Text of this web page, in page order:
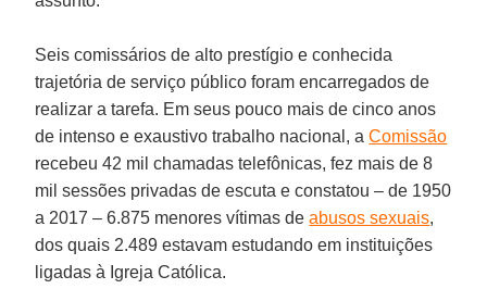
Seis comissários de alto prestígio e conhecida
trajetória de serviço público foram encarregados de
realizar a tarefa. Em seus pouco mais de cinco anos
de intenso e exaustivo trabalho nacional, aComissão
recebeu 42 mil chamadas telefônicas, fez mais de 8
mil sessões privadas de escuta e constatou – de 1950
a 2017 – 6.875 menores vítimas deabusos sexuais,
dos quais 2.489 estavam estudando em instituições
ligadas à Igreja Católica.